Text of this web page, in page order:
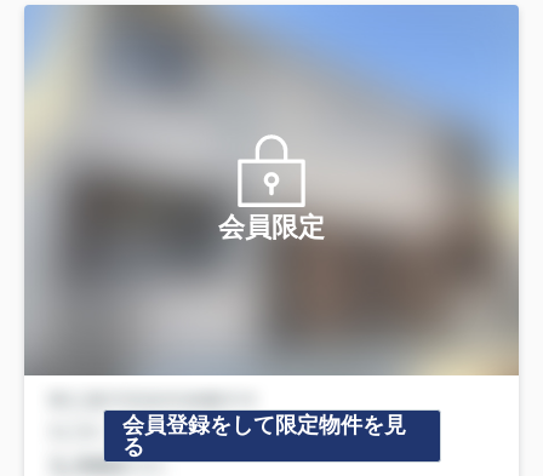
会員限定
会員登録をして限定物件を見
る